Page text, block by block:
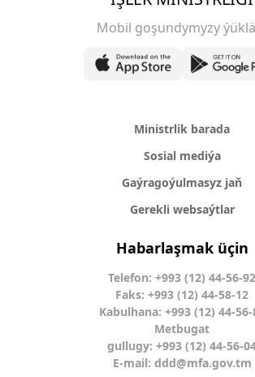
Mobil goşundymyzy
Ministrlik barada
Sosial mediýa
Gaýragoýulmasyz jaň
Gerekli websaýtlar
Habarlaşmak üçin
Telefon: +993 (12) 44-56-92
Faks: +993 (12) 44-58-12
Kabulhana: +993 (12) 44-56-
Metbugat
gullugy: +993 (12) 44-56-
E-mail: ddd@mfa.gov.tm